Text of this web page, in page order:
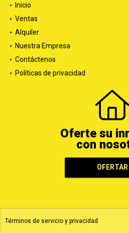
Inicio
Ventas
Alquiler
Nuestra Empresa
Contáctenos
Políticas de privacidad
Oferte su
con
OFERTAR
Términos de servicio y privacidad